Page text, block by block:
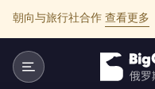
朝向与旅行社合作 查看更多